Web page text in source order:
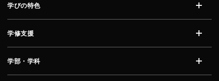
学びの特色
学修支援
学部・学科